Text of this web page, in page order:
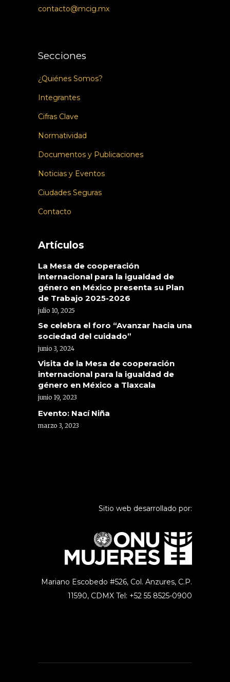
contacto@mcig.mx
Secciones
¿Quiénes Somos?
Integrantes
Cifras Clave
Normatividad
Documentos y Publicaciones
Noticias y Eventos
Ciudades Seguras
Contacto
Artículos
La Mesa de cooperación
internacional para la igualdad de
género en México presenta su Plan
de Trabajo 2025-2026
julio 10, 2025
Se celebra el foro “Avanzar hacia una
sociedad del cuidado”
junio 3, 2024
Visita de la Mesa de cooperación
internacional para la igualdad de
género en México a Tlaxcala
junio 19, 2023
Evento: Nací Niña
marzo 3, 2023
Sitio web desarrollado por:
Mariano Escobedo #526, Col. Anzures, C.P.
11590, CDMX Tel: +52 55 8525-0900